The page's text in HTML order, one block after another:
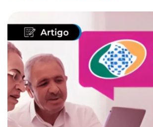
benefícios
crédito fácil
últimas notícias
ferramentas